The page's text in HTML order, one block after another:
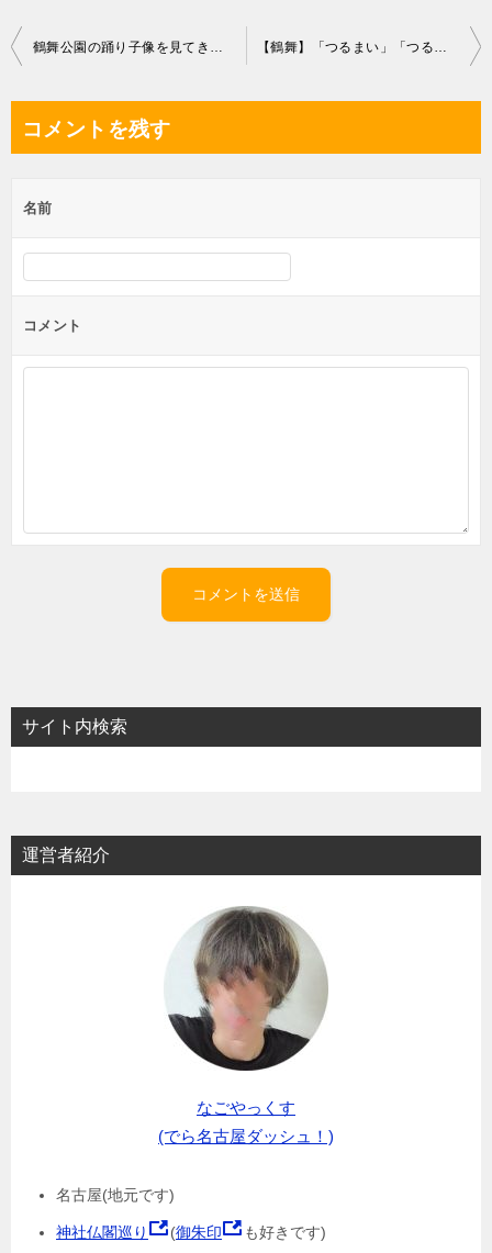
投
ビ
ー
シ
ン
鶴舞公園の踊り子像を見てきたよ｜場所(マップ)・作者 【鶴舞】「つるまい」「つるま」どっち？｜名古屋市
コメントを残す
名前
コメント
サイト内検索
運営者紹介
なごやっくす
(でら名古屋ダッシュ！)
名古屋(地元です)
神社仏閣巡り (御朱印
も好きです)